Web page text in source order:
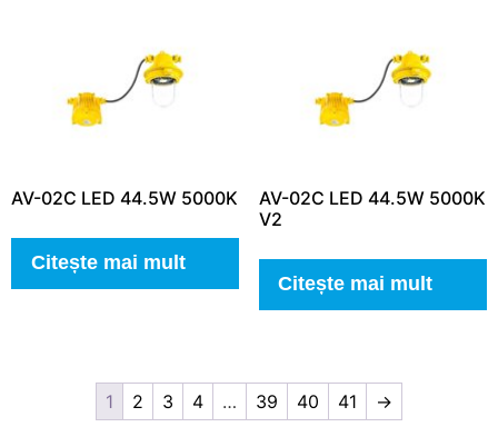
AV-02C LED 44.5W 5000K
Citește mai mult
AV-02C LED 44.5W 5000K
V2
Citește mai mult
1 2 3 4 … 39 40 41 →